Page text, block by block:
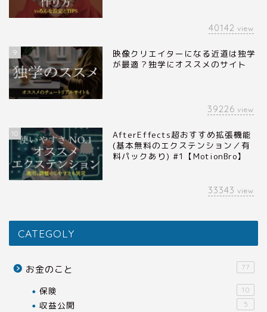
40142 view
9
映像クリエイターになる近道は独学
が最適？独学にオススメのサイト
39226 view
10
AfterEffects超おすすめ拡張機能
(基本無料のエクステンション／有
料パックあり) #1【MotionBro】
33343 view
CATEGOLY
お金のこと 77
保険 10
収益公開 5